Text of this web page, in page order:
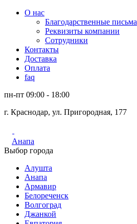
О нас
Благодарственные письма
Реквизиты компании
Сотрудники
Контакты
Доставка
Оплата
faq
пн-пт 09:00 - 18:00
г. Краснодар, ул. Пригородная, 177
Анапа
Выбор города
Алушта
Анапа
Армавир
Белореченск
Волгоград
Джанкой